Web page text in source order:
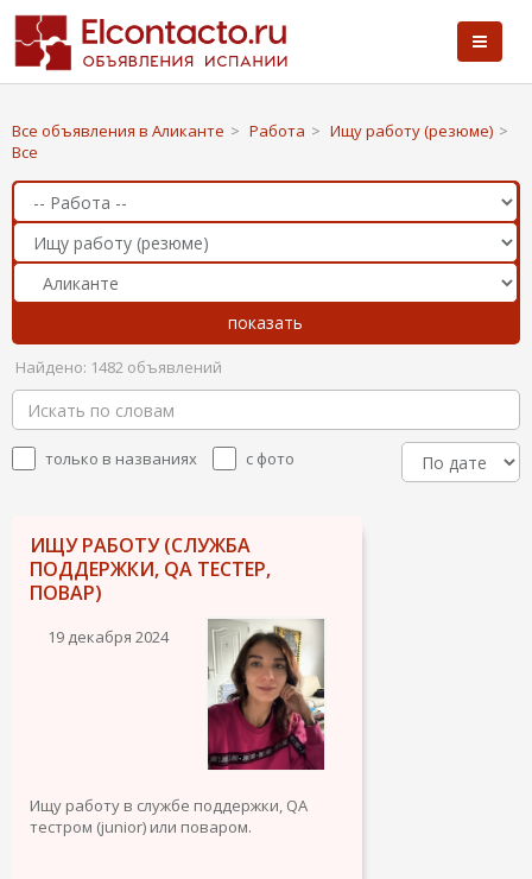
Все объявления в Аликанте > Работа > Ищу работу (резюме) >
Все
Найдено: 1482 объявлений
только в названиях с фото
ИЩУ РАБОТУ (СЛУЖБА
ПОДДЕРЖКИ, QA ТЕСТЕР,
ПОВАР)
19 декабря 2024
Ищу работу в службе поддержки, QA
тестром (junior) или поваром.